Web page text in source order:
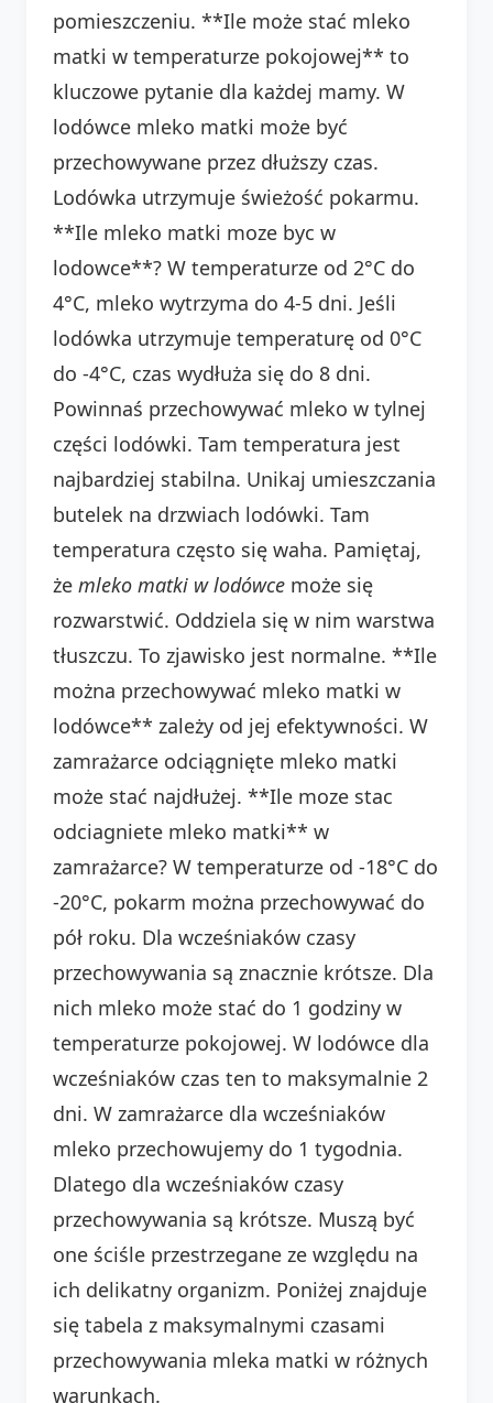
pomieszczeniu. **Ile może stać mleko
matki w temperaturze pokojowej** to
kluczowe pytanie dla każdej mamy. W
lodówce mleko matki może być
przechowywane przez dłuższy czas.
Lodówka utrzymuje świeżość pokarmu.
**Ile mleko matki moze byc w
lodowce**? W temperaturze od 2°C do
4°C, mleko wytrzyma do 4-5 dni. Jeśli
lodówka utrzymuje temperaturę od 0°C
do -4°C, czas wydłuża się do 8 dni.
Powinnaś przechowywać mleko w tylnej
części lodówki. Tam temperatura jest
najbardziej stabilna. Unikaj umieszczania
butelek na drzwiach lodówki. Tam
temperatura często się waha. Pamiętaj,
że mleko matki w lodówce może się
rozwarstwić. Oddziela się w nim warstwa
tłuszczu. To zjawisko jest normalne. **Ile
można przechowywać mleko matki w
lodówce** zależy od jej efektywności. W
zamrażarce odciągnięte mleko matki
może stać najdłużej. **Ile moze stac
odciagniete mleko matki** w
zamrażarce? W temperaturze od -18°C do
-20°C, pokarm można przechowywać do
pół roku. Dla wcześniaków czasy
przechowywania są znacznie krótsze. Dla
nich mleko może stać do 1 godziny w
temperaturze pokojowej. W lodówce dla
wcześniaków czas ten to maksymalnie 2
dni. W zamrażarce dla wcześniaków
mleko przechowujemy do 1 tygodnia.
Dlatego dla wcześniaków czasy
przechowywania są krótsze. Muszą być
one ściśle przestrzegane ze względu na
ich delikatny organizm. Poniżej znajduje
się tabela z maksymalnymi czasami
przechowywania mleka matki w różnych
warunkach.